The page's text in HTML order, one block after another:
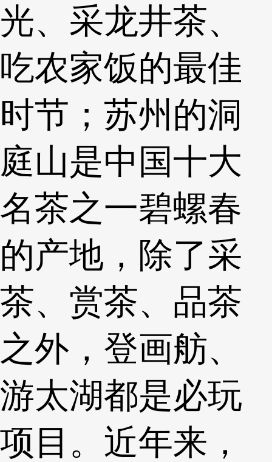
光、采龙井茶、
吃农家饭的最佳
时节；苏州的洞
庭山是中国十大
名茶之一碧螺春
的产地，除了采
茶、赏茶、品茶
之外，登画舫、
游太湖都是必玩
项目。近年来，